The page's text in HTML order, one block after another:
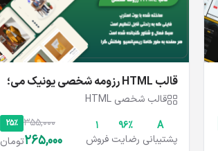
قالب HTML رزومه شخصی یونیک می؛
UNIQE ME
قالب شخصی HTML
A
پشتیبانی
۹۶%
رضایت
1
فروش
25% 355,000
265,000تومان